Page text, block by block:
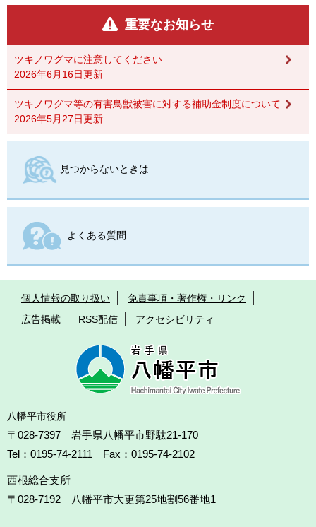
重要なお知らせ
ツキノワグマに注意してください
2026年6月16日更新
ツキノワグマ等の有害鳥獣被害に対する補助金制度について
2026年5月27日更新
見つからないときは
よくある質問
個人情報の取り扱い
免責事項・著作権・リンク
広告掲載
RSS配信 アクセシビリティ
八幡平市役所
〒028-7397 岩手県八幡平市野駄21-170
Tel：0195-74-2111 Fax：0195-74-2102
西根総合支所
〒028-7192
八幡平市大更第25地割56番地1